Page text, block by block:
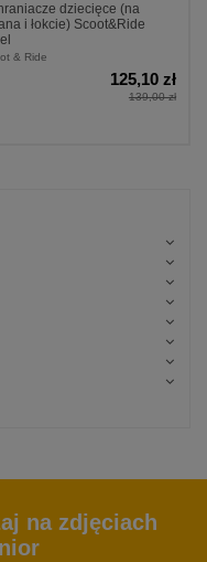
dziecięce (na
i łokcie) Scoot&Ride
& Ride
125,10 zł
139,00 zł
na zdjęciach